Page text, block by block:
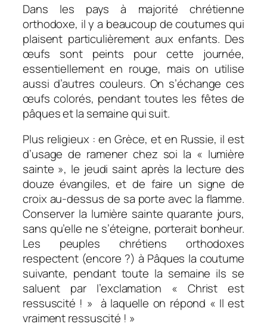
Dans les pays à majorité chrétienne
orthodoxe, il y a beaucoup de coutumes qui
plaisent particulièrement aux enfants. Des
œufs sont peints pour cette journée,
essentiellement en rouge, mais on utilise
aussi d’autres couleurs. On s’échange ces
œufs colorés, pendant toutes les fêtes de
pâques et la semaine qui suit.
Plus religieux : en Grèce, et en Russie, il est
d’usage de ramener chez soi la « lumière
sainte », le jeudi saint après la lecture des
douze évangiles, et de faire un signe de
croix au-dessus de sa porte avec la flamme.
Conserver la lumière sainte quarante jours,
sans qu’elle ne s’éteigne, porterait bonheur.
Les peuples chrétiens orthodoxes
respectent (encore ?) à Pâques la coutume
suivante, pendant toute la semaine ils se
saluent par l’exclamation « Christ est
ressuscité ! » à laquelle on répond « Il est
vraiment ressuscité ! »